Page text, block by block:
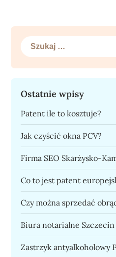
Szukaj:
Ostatnie wpisy
Patent ile to kosztuje?
Jak czyścić okna PCV?
Firma SEO Skarżysko-
Co to jest patent
Czy można sprzedać
Biura notarialne Szczecin
Zastrzyk antyalkoholowy